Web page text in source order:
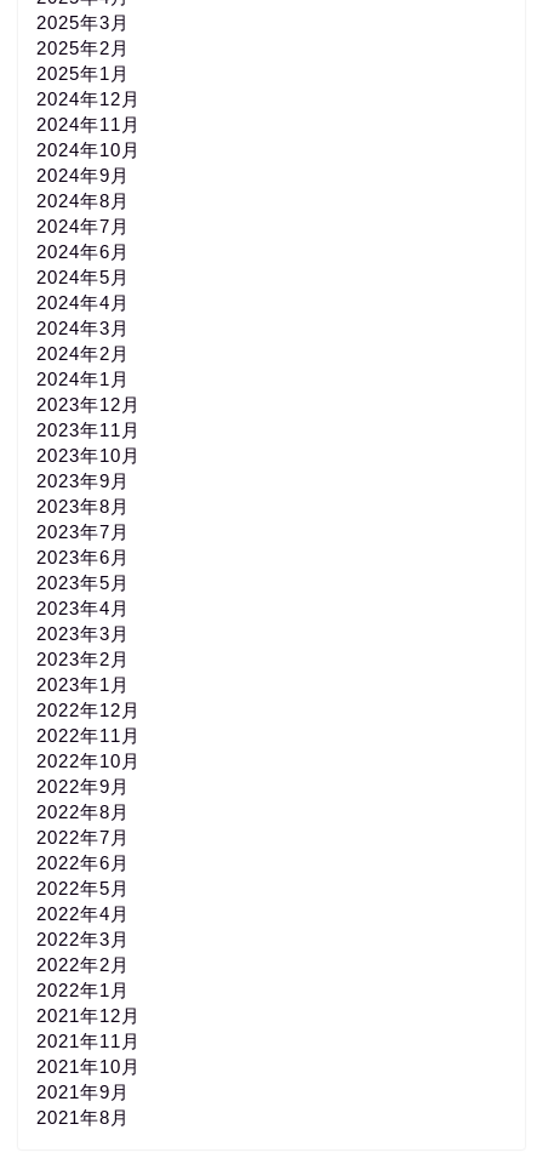
2025年3月
2025年2月
2025年1月
2024年12月
2024年11月
2024年10月
2024年9月
2024年8月
2024年7月
2024年6月
2024年5月
2024年4月
2024年3月
2024年2月
2024年1月
2023年12月
2023年11月
2023年10月
2023年9月
2023年8月
2023年7月
2023年6月
2023年5月
2023年4月
2023年3月
2023年2月
2023年1月
2022年12月
2022年11月
2022年10月
2022年9月
2022年8月
2022年7月
2022年6月
2022年5月
2022年4月
2022年3月
2022年2月
2022年1月
2021年12月
2021年11月
2021年10月
2021年9月
2021年8月